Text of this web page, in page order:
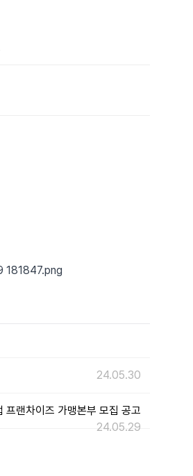
24.05.30
랜차이즈 가맹본부 모집 공고
24.05.29